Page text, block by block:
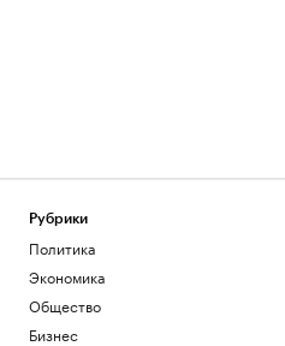
Рубрики
Политика
Экономика
Общество
Бизнес